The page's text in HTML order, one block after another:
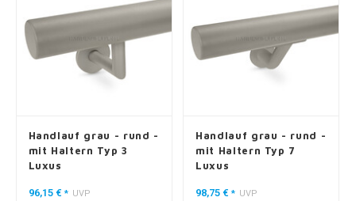
Handlauf grau - rund -
mit Haltern Typ 3
Luxus
96,15 € * UVP
Handlauf grau - rund -
mit Haltern Typ 7
Luxus
98,75 € * UVP